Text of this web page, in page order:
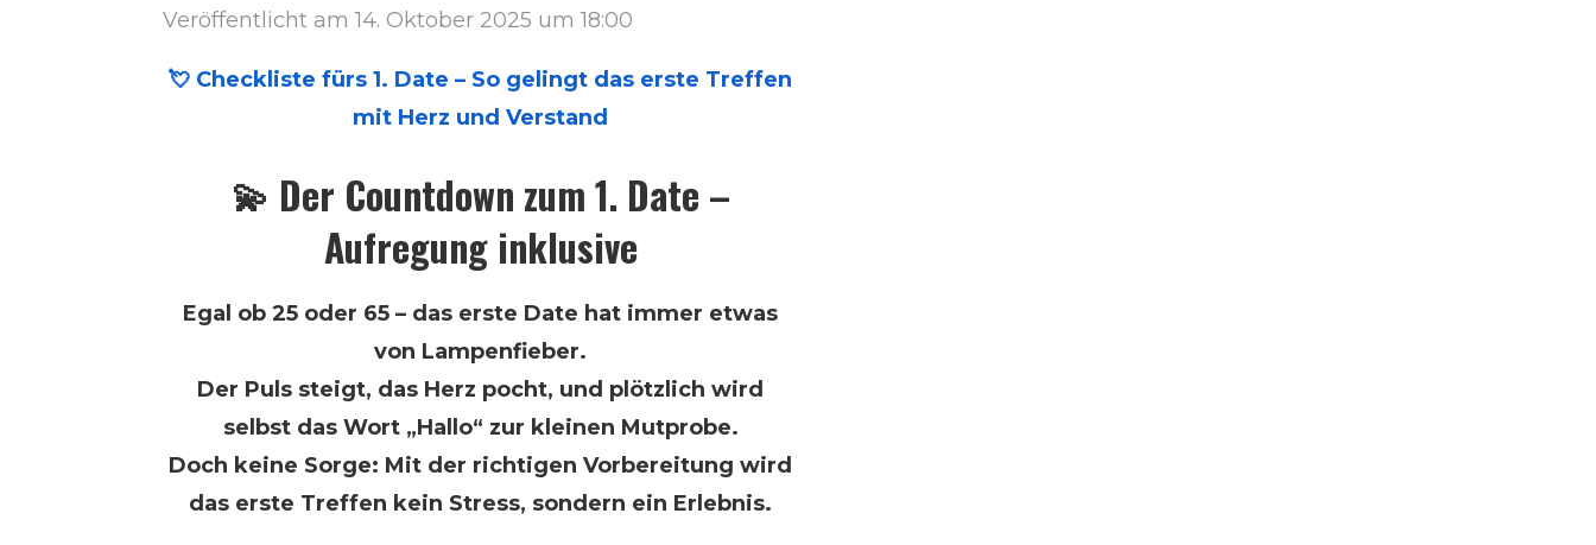
Veröffentlicht am 14. Oktober 2025 um 18:00
💘 Checkliste fürs 1. Date – So gelingt das erste Treffen
mit Herz und Verstand
💫 Der Countdown zum 1. Date –
Aufregung inklusive
Egal ob 25 oder 65 – das erste Date hat immer etwas
von Lampenfieber.
Der Puls steigt, das Herz pocht, und plötzlich wird
selbst das Wort „Hallo“ zur kleinen Mutprobe.
Doch keine Sorge: Mit der richtigen Vorbereitung wird
das erste Treffen kein Stress, sondern ein Erlebnis.